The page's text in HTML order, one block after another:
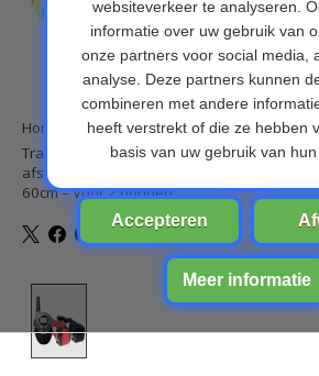
Home
Trainingsband – trainingsband voor u hond
afstandsbediening - 100 levels - 300 meter
60cm – Voor 2 honden
Product image slideshow